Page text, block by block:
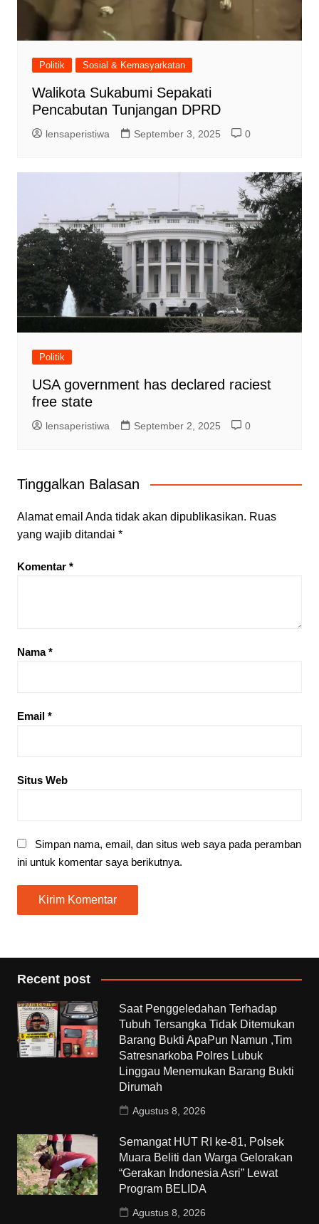
Politik Sosial & Kemasyarkatan
Walikota Sukabumi Sepakati
Pencabutan Tunjangan DPRD
lensaperistiwa September 3, 2025 0
Politik
USA government has declared raciest
free state
lensaperistiwa September 2, 2025 0
Tinggalkan Balasan
Alamat email Anda tidak akan dipublikasikan. Ruas
yang wajib ditandai *
Komentar *
Nama*
Email *
Situs Web
Simpan nama, email, dan situs web saya pada peramban
ini untuk komentar saya berikutnya.
Recent post
Saat Penggeledahan Terhadap
Tubuh Tersangka Tidak Ditemukan
Barang Bukti ApaPun Namun ,Tim
Satresnarkoba Polres Lubuk
Linggau Menemukan Barang Bukti
Dirumah
Agustus 8, 2026
Semangat HUT RI ke-81, Polsek
Muara Beliti dan Warga Gelorakan
“Gerakan Indonesia Asri” Lewat
Program BELIDA
Agustus 8, 2026